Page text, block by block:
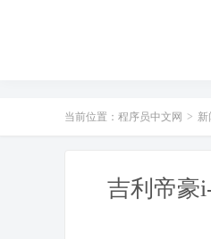
当前位置： 程序员中文网 > 新
吉利帝豪